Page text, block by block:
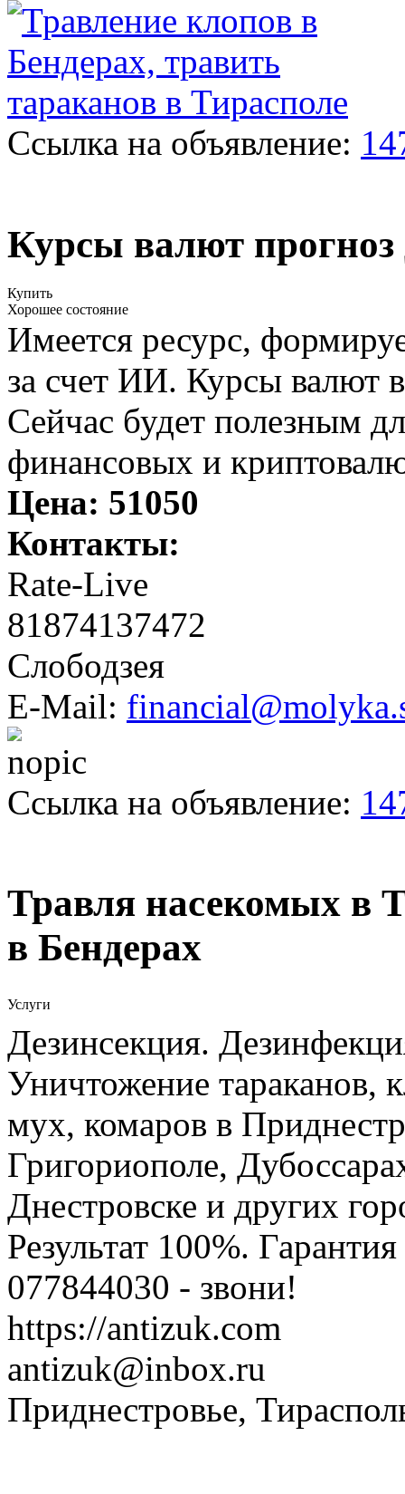
Ссылка на объявление:
Курсы валют
Купить
Хорошее состояние
Имеется ресурс,
за счет ИИ. Курсы валют
Сейчас будет полезным
финансовых и
Цена: 51050
Контакты:
Rate-Live
81874137472
Слободзея
E-Mail:
Ссылка на объявление:
Травля насекомых в
в Бендерах
Услуги
Дезинсекция.
Уничтожение тараканов,
мух, комаров в
Григориополе,
Днестровске и других
Результат 100%.
077844030 - звони!
https://antizuk.com
antizuk@inbox.ru
Приднестровье,